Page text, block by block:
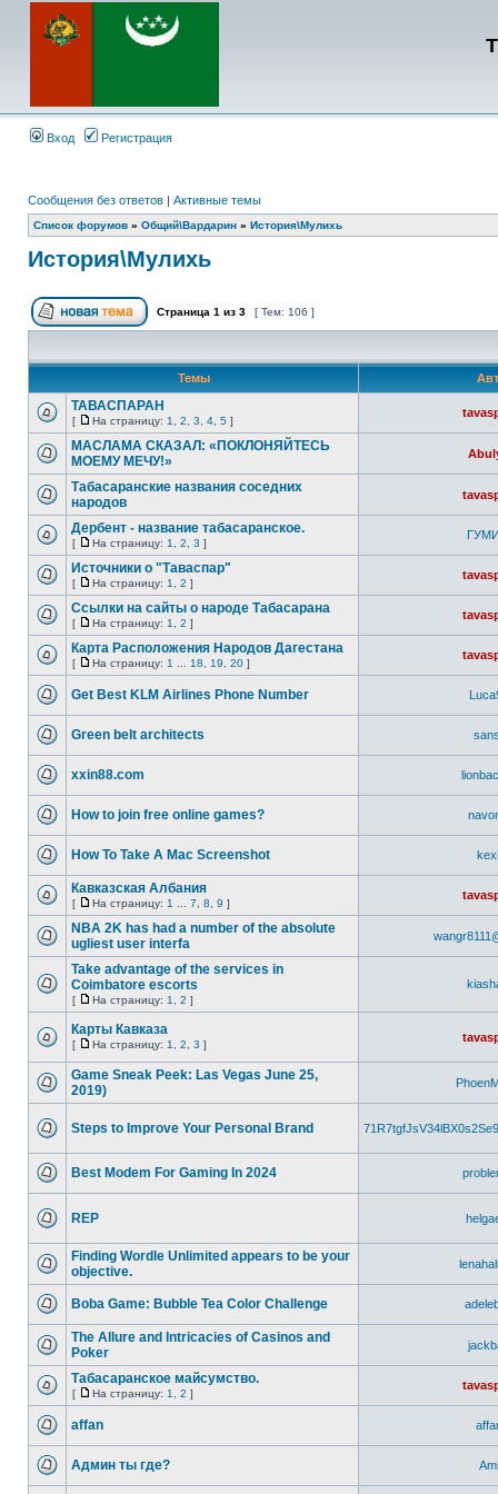
Вход Регистрация
Сообщения без ответов | Активные темы
Список форумов » Общий\Вардарин » История\Мулихь
История\Мулихь
Страница 1 из 3 [ Тем: 106 ]
Темы
ТАВАСПАРАН
[ На страницу: 1 2 3 4 5 ]
МАСЛАМА СКАЗАЛ: «ПОКЛОНЯЙТЕСЬ
МОЕМУ МЕЧУ!»
Табасаранские названия соседних
народов
Дербент - название табасаранское.
[ На страницу: 1 2 3 ]
Источники о "Таваспар"
[ На страницу: 1 2 ]
Ссылки на сайты о народе Табасарана
[ На страницу: 1 2 ]
Карта Расположения Народов Дагестана
[ На страницу: 1 18 19 20 ]
Get Best KLM Airlines Phone Number
Green belt architects
xxin88.com
How to join free online games?
How To Take A Mac Screenshot
Кавказская Албания
[ На страницу: 1 7 8 9 ]
NBA 2K has had a number of the absolute
ugliest user interfa
Take advantage of the services in
Coimbatore escorts
[ На страницу: 1 2 ]
Карты Кавказа
[ На страницу: 1 2 3 ]
Game Sneak Peek: Las Vegas June 25,
2019)
Steps to Improve Your Personal Brand
Best Modem For Gaming In 2024
REP
Finding Wordle Unlimited appears to be your
objective.
Boba Game: Bubble Tea Color Challenge
The Allure and Intricacies of Casinos and
Poker
Табасаранское майсумство.
[ На страницу: 1 2 ]
affan
Админ ты где?